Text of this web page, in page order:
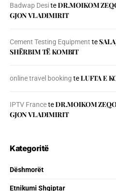
Badwap DesiteDR.MOIKOM
GJON VLADIMIRIT
Cement Testing Equipment te
SHЁRBIM TЁ KOMBIT
online travel booking teLUFTA E
IPTV FranceteDR.MOIKOM
GJON VLADIMIRIT
Kategoritë
Dëshmorët
Etnikumi Shqiptar